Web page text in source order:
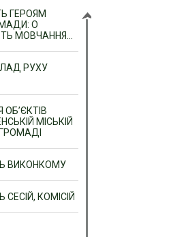
ГЕРОЯМ
О
МОВЧАННЯ…
РУХУ
МІСЬКІЙ
ВИКОНКОМУ
КОМІСІЙ